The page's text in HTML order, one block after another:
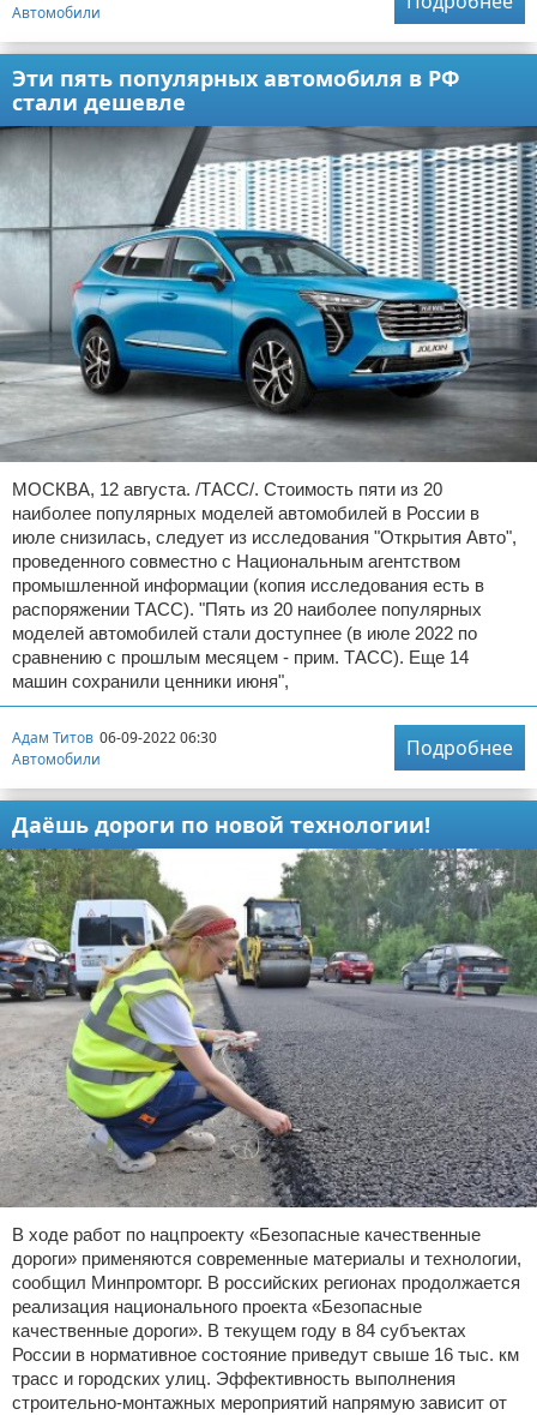
Автомобили
Эти пять популярных автомобиля в РФ
стали дешевле
МОСКВА, 12 августа. /ТАСС/. Стоимость пяти из 20
наиболее популярных моделей автомобилей в России в
июле снизилась, следует из исследования "Открытия Авто",
проведенного совместно с Национальным агентством
промышленной информации (копия исследования есть в
распоряжении ТАСС). "Пять из 20 наиболее популярных
моделей автомобилей стали доступнее (в июле 2022 по
сравнению с прошлым месяцем - прим. ТАСС). Еще 14
машин сохранили ценники июня",
Адам Титов 06-09-2022 06:30
Автомобили
Подробнее
Даёшь дороги по новой технологии!
В ходе работ по нацпроекту «Безопасные качественные
дороги» применяются современные материалы и технологии,
сообщил Минпромторг. В российских регионах продолжается
реализация национального проекта «Безопасные
качественные дороги». В текущем году в 84 субъектах
России в нормативное состояние приведут свыше 16 тыс. км
трасс и городских улиц. Эффективность выполнения
строительно-монтажных мероприятий напрямую зависит от